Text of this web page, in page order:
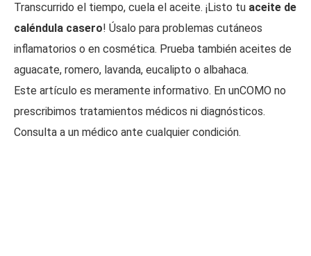
Transcurrido el tiempo, cuela el aceite. ¡Listo tu aceite de
caléndula casero! Úsalo para problemas cutáneos
inflamatorios o en cosmética. Prueba también aceites de
aguacate, romero, lavanda, eucalipto o albahaca.
Este artículo es meramente informativo. En unCOMO no
prescribimos tratamientos médicos ni diagnósticos.
Consulta a un médico ante cualquier condición.